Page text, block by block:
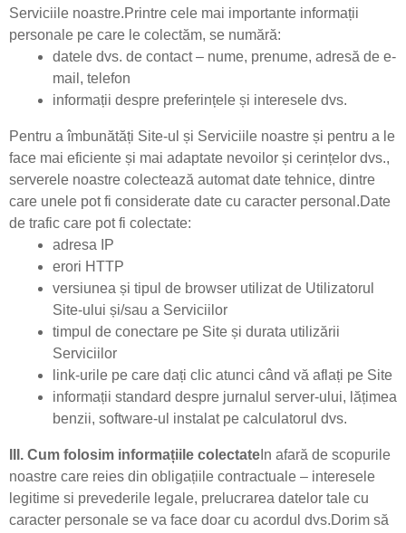
Serviciile noastre.Printre cele mai importante informații
personale pe care le colectăm, se numără:
datele dvs. de contact – nume, prenume, adresă de e-
mail, telefon
informații despre preferințele și interesele dvs.
Pentru a îmbunătăți Site-ul și Serviciile noastre și pentru a le
face mai eficiente și mai adaptate nevoilor și cerințelor dvs.,
serverele noastre colectează automat date tehnice, dintre
care unele pot fi considerate date cu caracter personal.Date
de trafic care pot fi colectate:
adresa IP
erori HTTP
versiunea și tipul de browser utilizat de Utilizatorul
Site-ului și/sau a Serviciilor
timpul de conectare pe Site și durata utilizării
Serviciilor
link-urile pe care dați clic atunci când vă aflați pe Site
informații standard despre jurnalul server-ului, lățimea
benzii, software-ul instalat pe calculatorul dvs.
III. Cum folosim informațiile colectate In afară de scopurile
noastre care reies din obligațiile contractuale – interesele
legitime si prevederile legale, prelucrarea datelor tale cu
caracter personale se va face doar cu acordul dvs.Dorim să